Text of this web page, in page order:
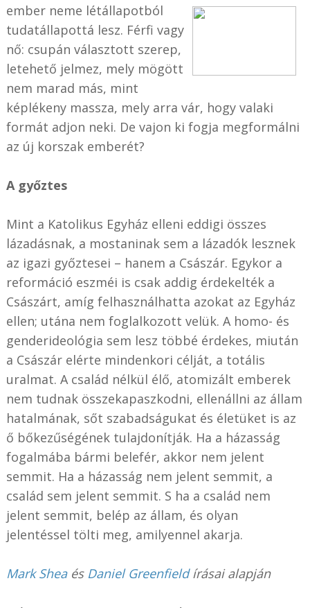
ember neme létállapotból
tudatállapottá lesz. Férfi vagy
nő: csupán választott szerep,
letehető jelmez, mely mögött
nem marad más, mint
képlékeny massza, mely arra vár, hogy valaki
formát adjon neki. De vajon ki fogja megformálni
az új korszak emberét?
A győztes
Mint a Katolikus Egyház elleni eddigi összes
lázadásnak, a mostaninak sem a lázadók lesznek
az igazi győztesei – hanem a Császár. Egykor a
reformáció eszméi is csak addig érdekelték a
Császárt, amíg felhasználhatta azokat az Egyház
ellen; utána nem foglalkozott velük. A homo- és
genderideológia sem lesz többé érdekes, miután
a Császár elérte mindenkori célját, a totális
uralmat. A család nélkül élő, atomizált emberek
nem tudnak összekapaszkodni, ellenállni az állam
hatalmának, sőt szabadságukat és életüket is az
ő bőkezűségének tulajdonítják. Ha a házasság
fogalmába bármi belefér, akkor nem jelent
semmit. Ha a házasság nem jelent semmit, a
család sem jelent semmit. S ha a család nem
jelent semmit, belép az állam, és olyan
jelentéssel tölti meg, amilyennel akarja.
Mark Sheaés Daniel Greenfieldírásai alapján